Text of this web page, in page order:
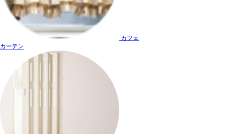
カフェ
カーテン